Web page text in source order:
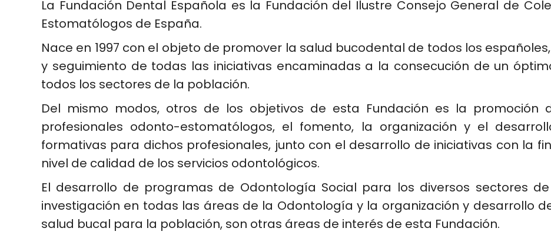
La Fundación Dental Española es la Fundación del Ilustre Consejo General de
Estomatólogos de España.
Nace en 1997 con el objeto de promover la salud bucodental de todos los
y seguimiento de todas las iniciativas encaminadas a la consecución de un
todos los sectores de la población.
Del mismo modos, otros de los objetivos de esta Fundación es la promoción
profesionales odonto-estomatólogos, el fomento, la organización y el
formativas para dichos profesionales, junto con el desarrollo de iniciativas con la
nivel de calidad de los servicios odontológicos.
El desarrollo de programas de Odontología Social para los diversos sectores
investigación en todas las áreas de la Odontología y la organización y desarrollo
salud bucal para la población, son otras áreas de interés de esta Fundación.